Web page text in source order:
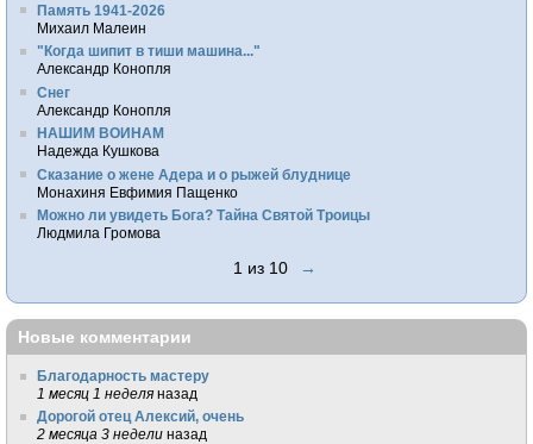
Память 1941-2026
Михаил Малеин
"Когда шипит в тиши машина..."
Александр Конопля
Снег
Александр Конопля
НАШИМ ВОИНАМ
Надежда Кушкова
Сказание о жене Адера и о рыжей блуднице
Монахиня Евфимия Пащенко
Можно ли увидеть Бога? Тайна Святой Троицы
Людмила Громова
1 из 10 →
Новые комментарии
Благодарность мастеру
1 месяц 1 неделя назад
Дорогой отец Алексий, очень
2 месяца 3 недели назад